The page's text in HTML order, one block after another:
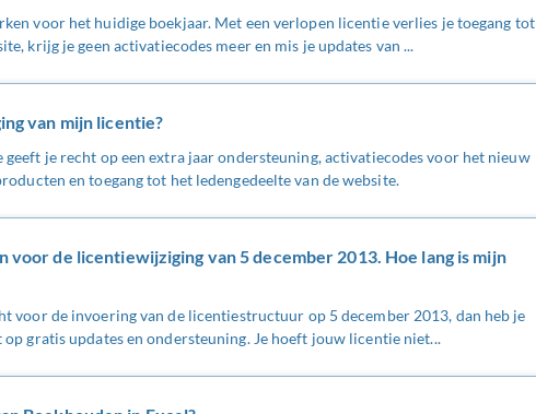
voor het huidige boekjaar. Met een verlopen licentie verlies je toegang tot
krijg je geen activatiecodes meer en mis je updates van ...
van mijn licentie?
je recht op een extra jaar ondersteuning, activatiecodes voor het nieuw
en toegang tot het ledengedeelte van de website.
voor de licentiewijziging van 5 december 2013. Hoe lang is mijn
voor de invoering van de licentiestructuur op 5 december 2013, dan heb je
gratis updates en ondersteuning. Je hoeft jouw licentie niet...